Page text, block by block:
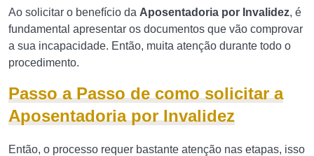
Ao solicitar o benefício da Aposentadoria por Invalidez, é
fundamental apresentar os documentos que vão comprovar
a sua incapacidade. Então, muita atenção durante todo o
procedimento.
Passo a Passo de como solicitar a
Aposentadoria por Invalidez
Então, o processo requer bastante atenção nas etapas, isso